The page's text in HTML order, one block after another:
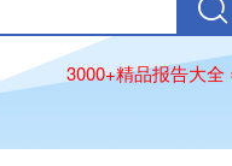
3000+精品报告大全